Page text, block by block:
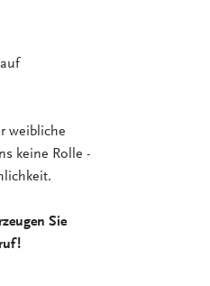
weibliche
keine Rolle -
Sie